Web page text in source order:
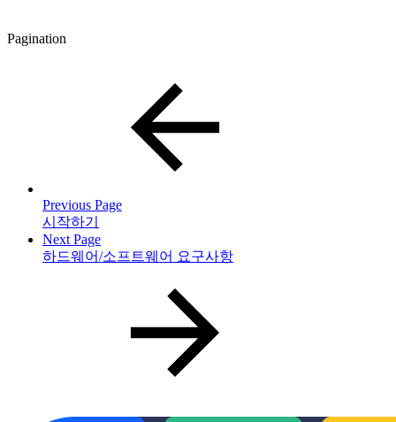
Pagination
Previous Page
시작하기
Next Page
하드웨어/소프트웨어 요구사항